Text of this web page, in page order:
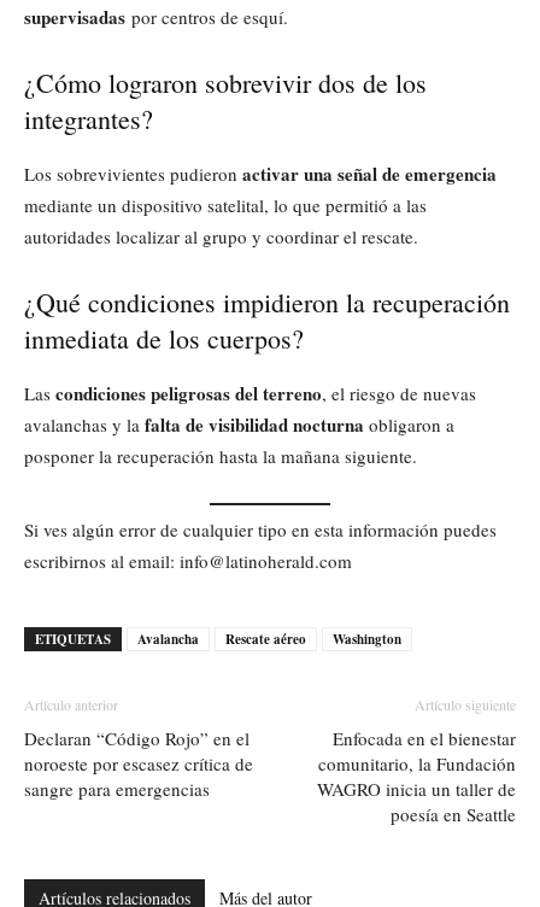
supervisadas por centros de esquí.
¿Cómo lograron sobrevivir dos de los
integrantes?
Los sobrevivientes pudieron activar una señal de emergencia
mediante un dispositivo satelital, lo que permitió a las
autoridades localizar al grupo y coordinar el rescate.
¿Qué condiciones impidieron la recuperación
inmediata de los cuerpos?
Las condiciones peligrosas del terreno, el riesgo de nuevas
avalanchas y la falta de visibilidad nocturna obligaron a
posponer la recuperación hasta la mañana siguiente.
Si ves algún error de cualquier tipo en esta información puedes
escribirnos al email: info@latinoherald.com
ETIQUETAS Avalancha Rescate aéreo Washington
Artículo anterior
Declaran “Código Rojo” en el
noroeste por escasez crítica de
sangre para emergencias
Artículo siguiente
Enfocada en el bienestar
comunitario, la Fundación
WAGRO inicia un taller de
poesía en Seattle
Artículos relacionados Más del autor